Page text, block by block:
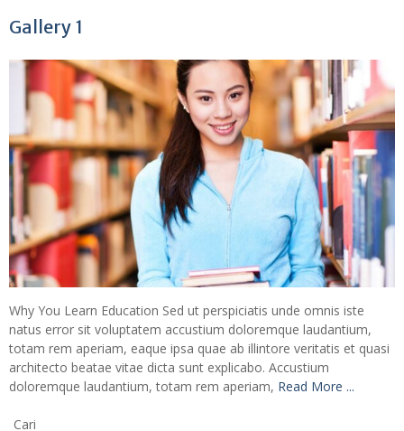
Gallery 1
Why You Learn Education Sed ut perspiciatis unde omnis iste
natus error sit voluptatem accustium doloremque laudantium,
totam rem aperiam, eaque ipsa quae ab illintore veritatis et quasi
architecto beatae vitae dicta sunt explicabo. Accustium
doloremque laudantium, totam rem aperiam, Read More ...
Cari